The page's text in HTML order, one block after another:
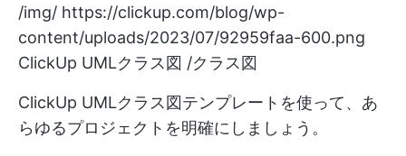
/img/ https://clickup.com/blog/wp-
content/uploads/2023/07/92959faa-600.png
ClickUp UMLクラス図 /クラス図
ClickUp UMLクラス図テンプレートを使って、あ
らゆるプロジェクトを明確にしましょう。